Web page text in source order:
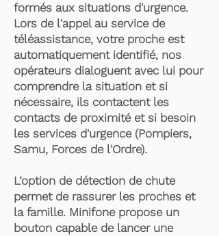
formés aux situations d'urgence.
Lors de l'appel au service de
téléassistance, votre proche est
automatiquement identifié, nos
opérateurs dialoguent avec lui pour
comprendre la situation et si
nécessaire, ils contactent les
contacts de proximité et si besoin
les services d'urgence (Pompiers,
Samu, Forces de l'Ordre).
L’option de détection de chute
permet de rassurer les proches et
la famille. Minifone propose un
bouton capable de lancer une